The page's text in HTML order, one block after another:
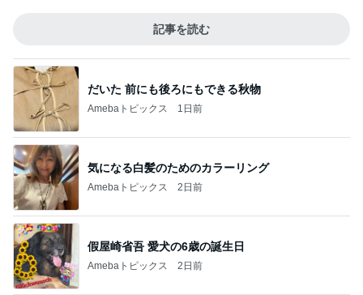
記事を読む
だいた 前にも後ろにもできる秋物
Amebaトピックス 1日前
気になる白髪のためのカラーリング
Amebaトピックス 2日前
假屋崎省吾 愛犬の6歳の誕生日
Amebaトピックス 2日前